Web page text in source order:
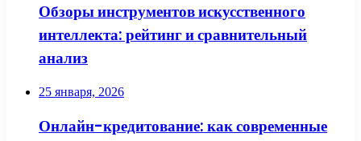
Обзоры инструментов искусственного
интеллекта: рейтинг и сравнительный
анализ
25 января, 2026
Онлайн-кредитование: как современные